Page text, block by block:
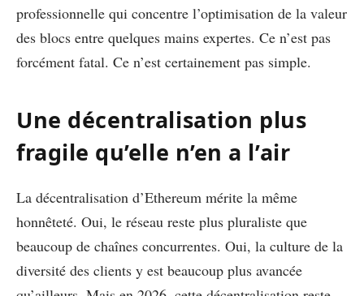
professionnelle qui concentre l’optimisation de la valeur
des blocs entre quelques mains expertes. Ce n’est pas
forcément fatal. Ce n’est certainement pas simple.
Une décentralisation plus
fragile qu’elle n’en a l’air
La décentralisation d’Ethereum mérite la même
honnêteté. Oui, le réseau reste plus pluraliste que
beaucoup de chaînes concurrentes. Oui, la culture de la
diversité des clients y est beaucoup plus avancée